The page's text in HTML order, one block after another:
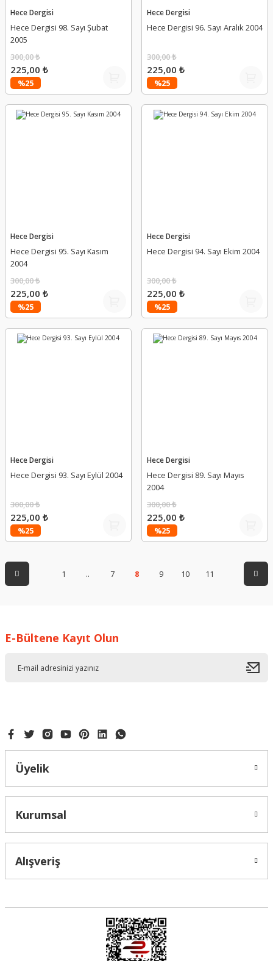
Hece Dergisi
Hece Dergisi 98. Sayı Şubat
2005
%25
300,00 ₺
225,00 ₺
Hece Dergisi
Hece Dergisi 96. Sayı Aralık 2004
%25
300,00 ₺
225,00 ₺
Hece Dergisi
Hece Dergisi 95. Sayı Kasım
2004
%25
300,00 ₺
225,00 ₺
Hece Dergisi
Hece Dergisi 94. Sayı Ekim 2004
%25
300,00 ₺
225,00 ₺
Hece Dergisi
Hece Dergisi 93. Sayı Eylül 2004
%25
300,00 ₺
225,00 ₺
Hece Dergisi
Hece Dergisi 89. Sayı Mayıs
2004
%25
300,00 ₺
225,00 ₺
1 .. 7 8 9 10 11
E-Bültene Kayıt Olun
Üyelik
Kurumsal
Alışveriş